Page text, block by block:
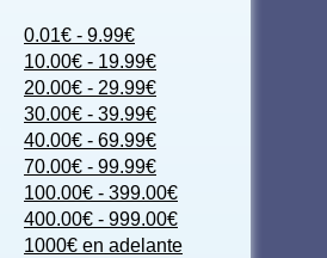
0.01€ - 9.99€
10.00€ - 19.99€
20.00€ - 29.99€
30.00€ - 39.99€
40.00€ - 69.99€
70.00€ - 99.99€
100.00€ - 399.00€
400.00€ - 999.00€
1000€ en adelante